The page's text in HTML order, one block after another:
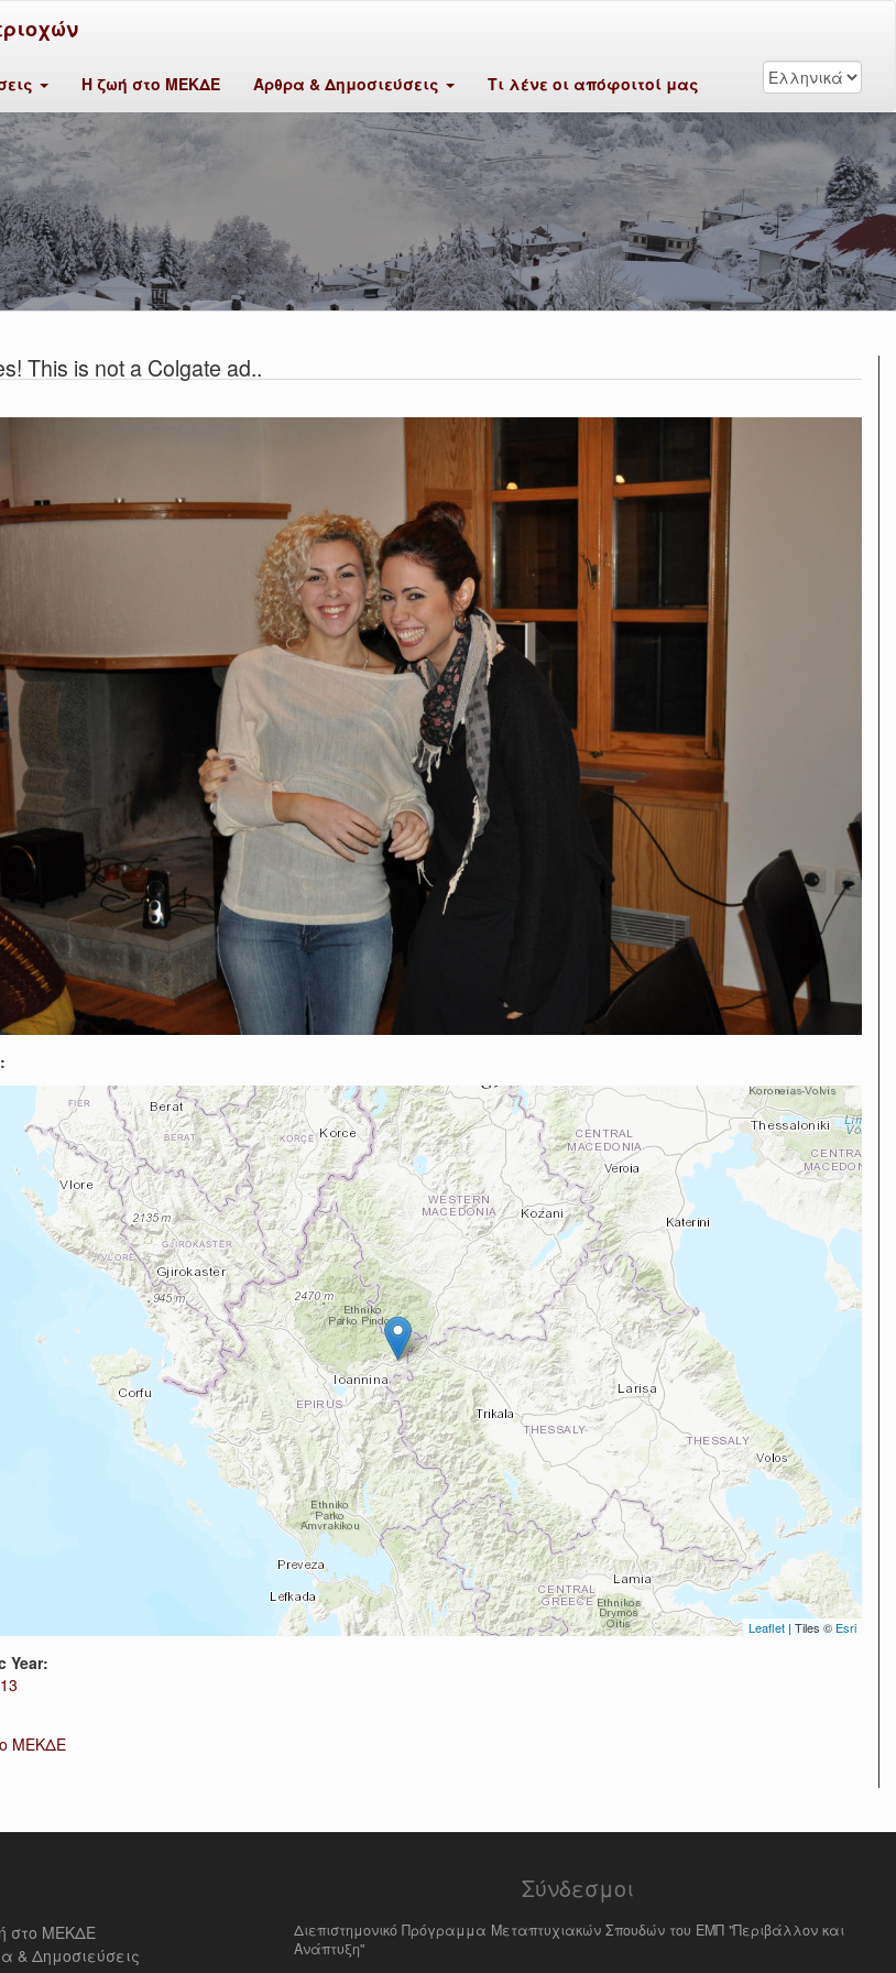
Η ζωή στο ΜΕΚΔΕ Άρθρα & Δημοσιεύσεις Τι λένε οι απόφοιτοί μας
This is not a Colgate ad..
Leaflet | Tiles © Esri
Year:
ΜΕΚΔΕ
στο ΜΕΚΔΕ
& Δημοσιεύσεις
Σύνδεσμοι
Διεπιστημονικό Πρόγραμμα Μεταπτυχιακών Σπουδών του ΕΜΠ "Περιβάλλον και
Ανάπτυξη"